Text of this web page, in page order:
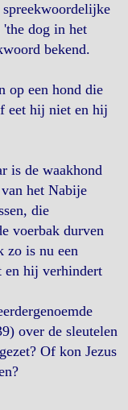
dog in het
bekend.
op een hond die
eet hij niet en hij
is de waakhond
het Nabije
die
voerbak durven
zo is nu een
en hij verhindert
over de sleutelen
Of kon Jezus